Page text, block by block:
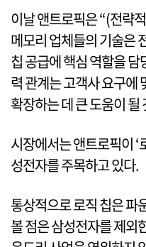
이날 앤트로픽은 “(전략
메모리 업체들의 기술은
칩 공급에 핵심 역할을
력 관계는 고객사 요구에
확장하는 데 큰 도움이
시장에서는 앤트로픽이 ‘
성전자를 주목하고 있다.
통상적으로 로직 칩은 파
볼 점은 삼성전자를 제외